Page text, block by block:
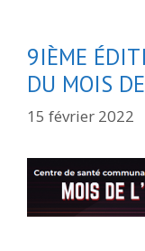
9IÈME
DU MOIS
15 février 2022